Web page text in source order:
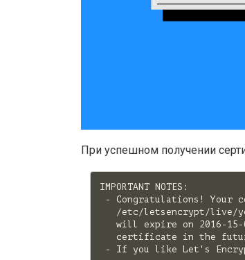
При успешном получении
IMPORTANT NOTES:
- Congratulations! Your
/etc/letsencrypt/live/
will expire on 2016-
certificate in the
- If you like Let's